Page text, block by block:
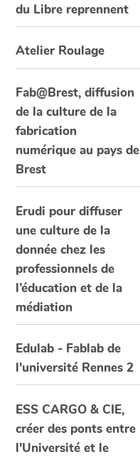
du Libre reprennent
Atelier Roulage
Fab@Brest, diffusion
de la culture de la
fabrication
numérique au pays de
Brest
Erudi pour diffuser
une culture de la
donnée chez les
professionnels de
l’éducation et de la
médiation
Edulab - Fablab de
l'université Rennes 2
ESS CARGO & CIE,
créer des ponts entre
l'Université et le